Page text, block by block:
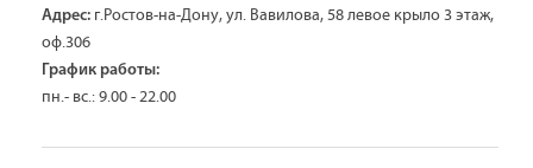
Адрес: г.Ростов-на-Дону, ул. Вавилова, 58 левое крыло 3 этаж,
оф.306
График работы:
пн.- вс.: 9.00 - 22.00